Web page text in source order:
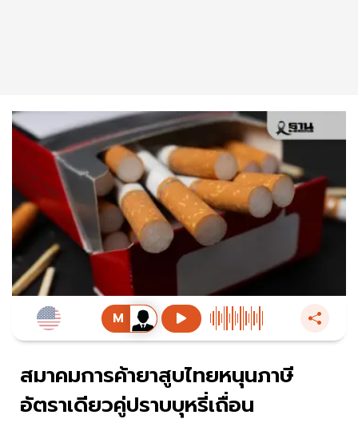
สมาคมการค้ายาสูบไทยหนุนภาษี
อัตราเดียวคู่ปราบบุหรี่เถื่อน